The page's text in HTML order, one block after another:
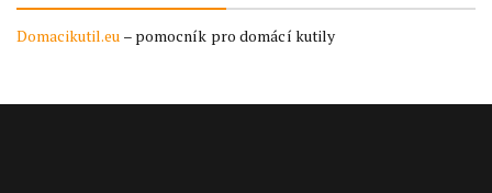
Domacikutil.eu – pomocník pro domácí kutily